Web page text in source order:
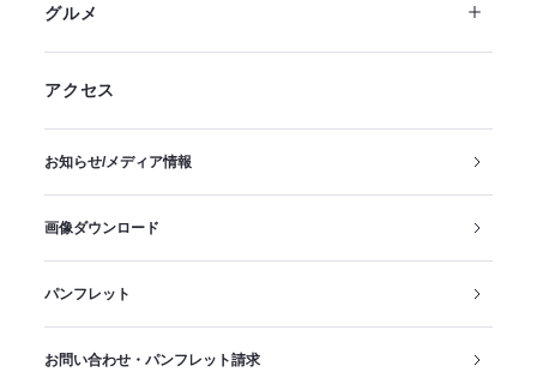
グルメ
アクセス
お知らせ/メディア情報
画像ダウンロード
パンフレット
お問い合わせ・パンフレット請求